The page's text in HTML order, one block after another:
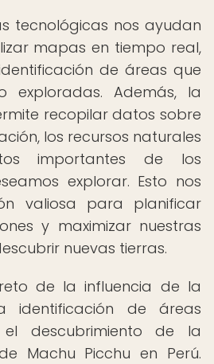
tecnológicas nos ayudan
mapas en tiempo real,
de áreas que
exploradas. Además, la
recopilar datos sobre
los recursos naturales
importantes de los
explorar. Esto nos
valiosa para planificar
y maximizar nuestras
nuevas tierras.
de la influencia de la
identificación de áreas
el descubrimiento de la
Machu Picchu en Perú.